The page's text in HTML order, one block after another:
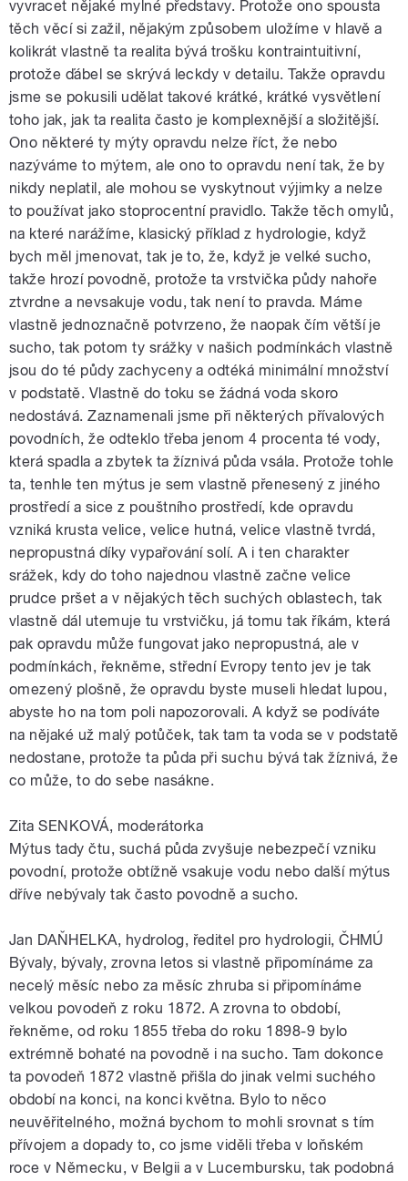
vyvracet nějaké mylné představy. Protože ono spousta
těch věcí si zažil, nějakým způsobem uložíme v hlavě a
kolikrát vlastně ta realita bývá trošku kontraintuitivní,
protože ďábel se skrývá leckdy v detailu. Takže opravdu
jsme se pokusili udělat takové krátké, krátké vysvětlení
toho jak, jak ta realita často je komplexnější a složitější.
Ono některé ty mýty opravdu nelze říct, že nebo
nazýváme to mýtem, ale ono to opravdu není tak, že by
nikdy neplatil, ale mohou se vyskytnout výjimky a nelze
to používat jako stoprocentní pravidlo. Takže těch omylů,
na které narážíme, klasický příklad z hydrologie, když
bych měl jmenovat, tak je to, že, když je velké sucho,
takže hrozí povodně, protože ta vrstvička půdy nahoře
ztvrdne a nevsakuje vodu, tak není to pravda. Máme
vlastně jednoznačně potvrzeno, že naopak čím větší je
sucho, tak potom ty srážky v našich podmínkách vlastně
jsou do té půdy zachyceny a odtéká minimální množství
v podstatě. Vlastně do toku se žádná voda skoro
nedostává. Zaznamenali jsme při některých přívalových
povodních, že odteklo třeba jenom 4 procenta té vody,
která spadla a zbytek ta žíznivá půda vsála. Protože tohle
ta, tenhle ten mýtus je sem vlastně přenesený z jiného
prostředí a sice z pouštního prostředí, kde opravdu
vzniká krusta velice, velice hutná, velice vlastně tvrdá,
nepropustná díky vypařování solí. A i ten charakter
srážek, kdy do toho najednou vlastně začne velice
prudce pršet a v nějakých těch suchých oblastech, tak
vlastně dál utemuje tu vrstvičku, já tomu tak říkám, která
pak opravdu může fungovat jako nepropustná, ale v
podmínkách, řekněme, střední Evropy tento jev je tak
omezený plošně, že opravdu byste museli hledat lupou,
abyste ho na tom poli napozorovali. A když se podíváte
na nějaké už malý potůček, tak tam ta voda se v podstatě
nedostane, protože ta půda při suchu bývá tak žíznivá, že
co může, to do sebe nasákne.
Zita SENKOVÁ, moderátorka
Mýtus tady čtu, suchá půda zvyšuje nebezpečí vzniku
povodní, protože obtížně vsakuje vodu nebo další mýtus
dříve nebývaly tak často povodně a sucho.
Jan DAŇHELKA, hydrolog, ředitel pro hydrologii, ČHMÚ
Bývaly, bývaly, zrovna letos si vlastně připomínáme za
necelý měsíc nebo za měsíc zhruba si připomínáme
velkou povodeň z roku 1872. A zrovna to období,
řekněme, od roku 1855 třeba do roku 1898-9 bylo
extrémně bohaté na povodně i na sucho. Tam dokonce
ta povodeň 1872 vlastně přišla do jinak velmi suchého
období na konci, na konci května. Bylo to něco
neuvěřitelného, možná bychom to mohli srovnat s tím
přívojem a dopady to, co jsme viděli třeba v loňském
roce v Německu, v Belgii a v Lucembursku, tak podobná